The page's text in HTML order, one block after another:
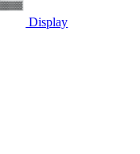
Display